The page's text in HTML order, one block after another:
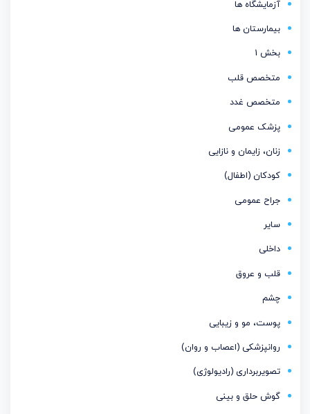
آزمایشگاه ها
بیمارستان ها
بخش 1
متخصص قلب
متخصص غدد
پزشک عمومی
زنان، زایمان و نازایی
کودکان (اطفال)
جراح عمومی
سایر
داخلی
قلب و عروق
چشم
پوست، مو و زیبایی
روانپزشکی (اعصاب و روان)
تصویربرداری (رادیولوژی)
گوش حلق و بینی